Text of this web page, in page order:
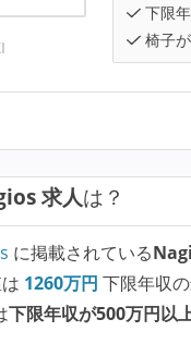
下限
椅子
求人は？
に掲載されている
1260万円 下限年収
下限年収が500万円以